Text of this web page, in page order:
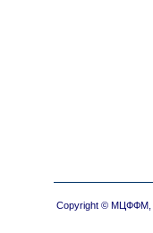
Copyright © МЦФФМ,